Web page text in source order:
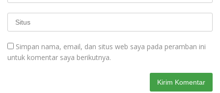
Simpan nama, email, dan situs web saya pada peramban ini
untuk komentar saya berikutnya.